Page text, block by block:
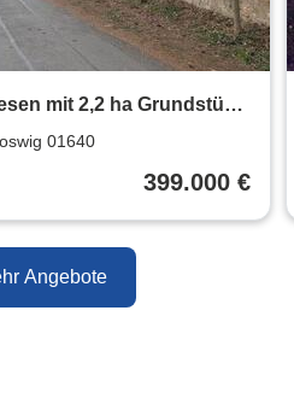
mit 2,2 ha Grundstück
01640
399.000 €
Angebote